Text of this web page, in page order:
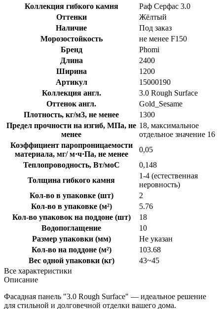
Коллекция гибкого камня
Раф Серфас 3.0
Оттенки
Жёлтый
Наличие
Под заказ
Морозостойкость
не менее F150
Бренд
Phomi
Длина
2400
Ширина
1200
Артикул
15000190
Коллекция англ.
3.0 Rough Surface
Оттенок англ.
Gold_Sesame
Плотность, кг/м3, не менее
1300
Предел прочности на изгиб, МПа, не
менее
18, максимальное
отдельное значение 16
Коэффициент паропроницаемости
материала, мг/ м·ч·Па, не менее
0,05
Теплопроводность, Вт/моС
0,148
Толщина гибкого камня
1-4 (естественная
неровность)
Кол-во в упаковке (шт)
2
Кол-во в упаковке (м²)
5.76
Кол-во упаковок на поддоне (шт)
18
Водопоглащение
10
Размер упаковки (мм)
Не указан
Кол-во на поддоне (м²)
103.68
Вес одной упаковки (кг)
43~45
Все характеристики
Описание
Фасадная панель "3.0 Rough Surface" — идеальное решение
для стильной и долговечной отделки вашего дома.